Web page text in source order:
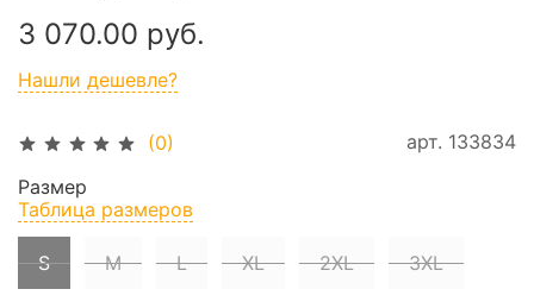
(0) арт. 133834
3 070.00 руб.
Нашли дешевле?
Размер
Таблица размеров
S M L XL 2XL 3XL